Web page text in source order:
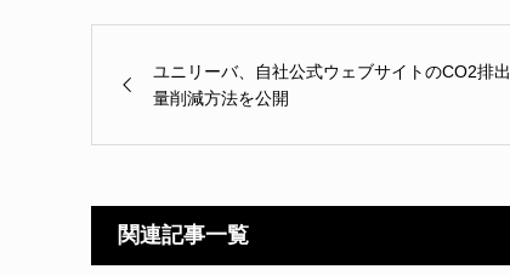
ユニリーバ、自社公式ウェブサイトのCO2排出
量削減方法を公開
関連記事一覧